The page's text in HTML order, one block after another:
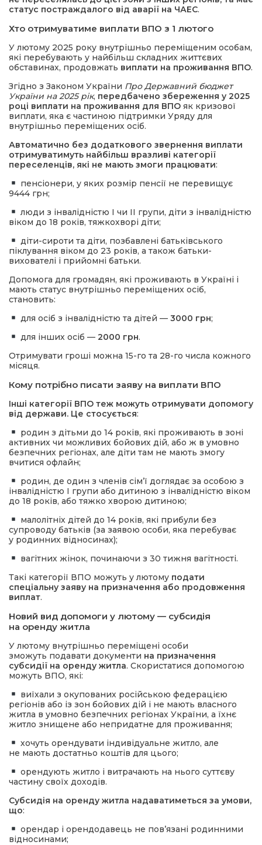
статус постраждалого від аварії на ЧАЕС.
Хто отримуватиме виплати ВПО з 1 лютого
У лютому 2025 року внутрішньо переміщеним особам,
які перебувають у найбільш складних життєвих
обставинах, продовжать виплати на проживання ВПО.
Згідно з Законом України Про Державний бюджет
України на 2025 рік, передбачено збереження у 2025
році виплати на проживання для ВПО як кризової
виплати, яка є частиною підтримки Уряду для
внутрішньо переміщених осіб.
Автоматично без додаткового звернення виплати
отримуватимуть найбільш вразливі категорії
переселенців, які не мають змоги працювати:
пенсіонери, у яких розмір пенсії не перевищує
9444 грн;
люди з інвалідністю I чи II групи, діти з інвалідністю
віком до 18 років, тяжкохворі діти;
діти-сироти та діти, позбавлені батьківського
піклування віком до 23 років, а також батьки-
вихователі і прийомні батьки.
Допомога для громадян, які проживають в Україні і
мають статус внутрішньо переміщених осіб,
становить:
для осіб з інвалідністю та дітей — 3000 грн;
для інших осіб — 2000 грн.
Отримувати гроші можна 15-го та 28-го числа кожного
місяця.
Кому потрібно писати заяву на виплати ВПО
Інші категорії ВПО теж можуть отримувати допомогу
від держави. Це стосується:
родин з дітьми до 14 років, які проживають в зоні
активних чи можливих бойових дій, або ж в умовно
безпечних регіонах, але діти там не мають змогу
вчитися офлайн;
родин, де один з членів сім’ї доглядає за особою з
інвалідністю I групи або дитиною з інвалідністю віком
до 18 років, або тяжко хворою дитиною;
малолітніх дітей до 14 років, які прибули без
супроводу батьків (за заявою особи, яка перебуває
у родинних відносинах);
вагітних жінок, починаючи з 30 тижня вагітності.
Такі категорії ВПО можуть у лютому подати
спеціальну заяву на призначення або продовження
виплат.
Новий вид допомоги у лютому — субсидія
на оренду житла
У лютому внутрішньо переміщені особи
зможуть подавати документи на призначення
субсидії на оренду житла. Скористатися допомогою
можуть ВПО, які:
виїхали з окупованих російською федерацією
регіонів або із зон бойових дій і не мають власного
житла в умовно безпечних регіонах України, а їхнє
житло знищене або непридатне для проживання;
хочуть орендувати індивідуальне житло, але
не мають достатньо коштів для цього;
орендують житло і витрачають на нього суттєву
частину своїх доходів.
Субсидія на оренду житла надаватиметься за умови,
що:
орендар і орендодавець не повʼязані родинними
відносинами;